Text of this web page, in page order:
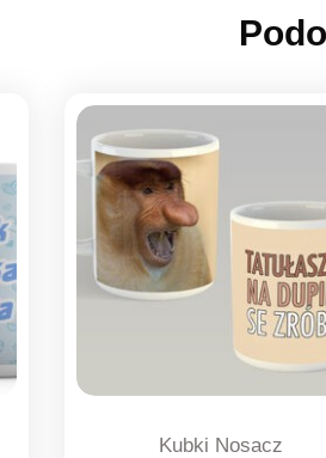
Kubki Nosacz